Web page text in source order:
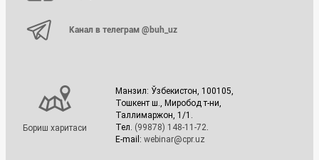
Канал в телеграм @buh_uz
Бориш харитаси
Манзил: Ўзбекистон, 100105,
Тошкент ш., Миробод т-ни,
Таллимаржон, 1/1.
Тел. (99878) 148-11-72
E-mail: webinar@cpr.uz